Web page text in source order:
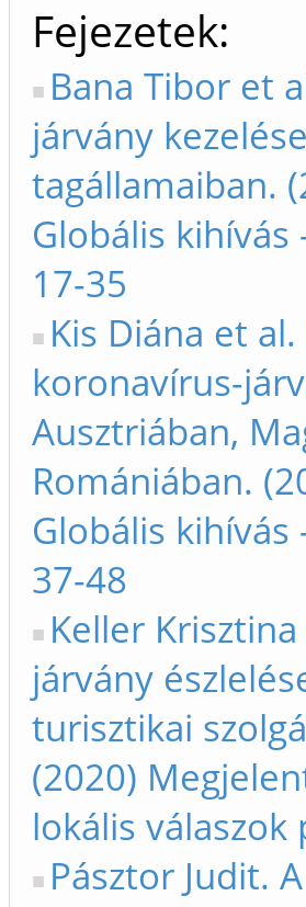
Fejezetek
Bana Tibor et
járvány
tagállamaiban.
Globális kihívás
17-35
Kis Diána et
koronavírus-
Ausztriában,
Romániában.
Globális kihívás
37-48
Keller
járvány
turisztikai
(2020)
lokális válaszok
Pásztor Judit.